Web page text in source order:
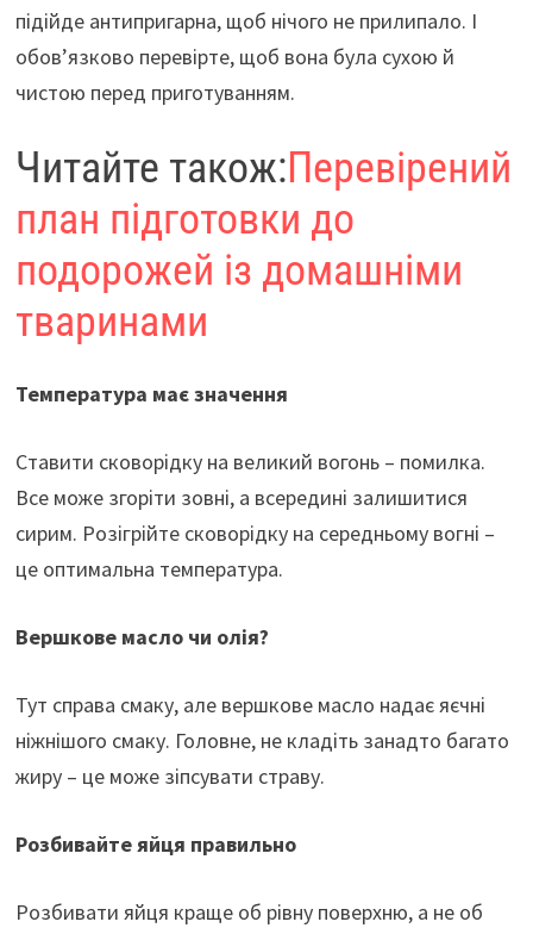
підійде антипригарна, щоб нічого не прилипало. І
обов’язково перевірте, щоб вона була сухою й
чистою перед приготуванням.
Читайте також:Перевірений
план підготовки до
подорожей із домашніми
тваринами
Температура має значення
Ставити сковорідку на великий вогонь – помилка.
Все може згоріти зовні, а всередині залишитися
сирим. Розігрійте сковорідку на середньому вогні –
це оптимальна температура.
Вершкове масло чи олія?
Тут справа смаку, але вершкове масло надає яєчні
ніжнішого смаку. Головне, не кладіть занадто багато
жиру – це може зіпсувати страву.
Розбивайте яйця правильно
Розбивати яйця краще об рівну поверхню, а не об